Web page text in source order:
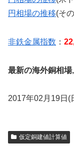
円相場の推移(そ
非鉄金属指数 ：
最新の海外銅相
2017年02月19日(
仮定銅建値計算値